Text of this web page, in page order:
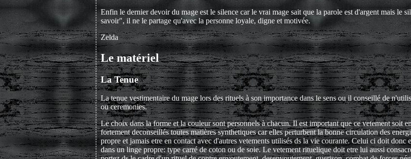
Enfin le dernier devoir du mage est le silence car le vrai mage sait que la parole est d'argent mais le
savoir", il ne le partage qu'avec la personne loyale, digne et motivée.
Zelda
Le matériel
La Tenue
La tenue vestimentaire du mage lors des rituels à son importance dans le sens ou il conseillé de
ou ceremonies.
Le choix dans la forme et la couleur sont personnels à chacun. Il est important que ce vetement soit
fortement deconseillés toutes matières synthetiques car elles perturbent la bonne circulation des
propre et jamais etre en contact avec d'autres vetements utilisés ds la vie courante. Celui ci doit donc
dans un linge propre: type carré de coton ou de soie. Le vetement rituelique doit etre lui aussi